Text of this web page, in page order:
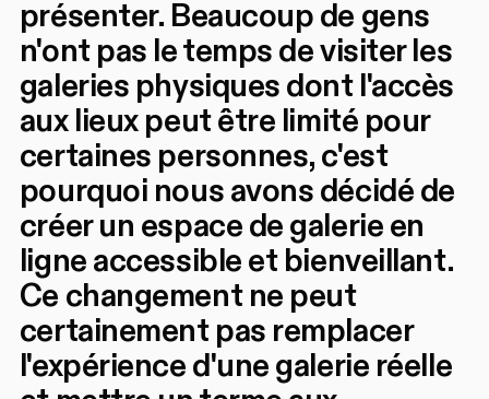
présenter. Beaucoup de gens
n'ont pas le temps de visiter les
galeries physiques dont l'accès
aux lieux peut être limité pour
certaines personnes, c'est
pourquoi nous avons décidé de
créer un espace de galerie en
ligne accessible et bienveillant.
Ce changement ne peut
certainement pas remplacer
l'expérience d'une galerie réelle